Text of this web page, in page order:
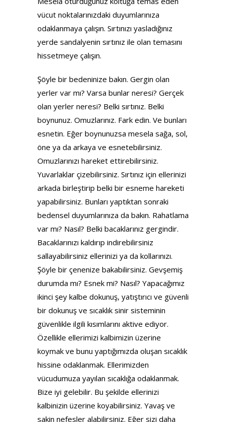
vücut noktalarınızdaki duyumlarınıza
odaklanmaya çalışın. Sırtınızı yasladığınız
yerde sandalyenin sırtınız ile olan temasını
hissetmeye çalışın.
Şöyle bir bedeninize bakın. Gergin olan
yerler var mı? Varsa bunlar neresi? Gerçek
olan yerler neresi? Belki sırtınız. Belki
boynunuz. Omuzlarınız. Fark edin. Ve bunları
esnetin. Eğer boynunuzsa mesela sağa, sol,
öne ya da arkaya ve esnetebilirsiniz.
Omuzlarınızı hareket ettirebilirsiniz.
Yuvarlaklar çizebilirsiniz. Sırtınız için ellerinizi
arkada birleştirip belki bir esneme hareketi
yapabilirsiniz. Bunları yaptıktan sonraki
bedensel duyumlarınıza da bakın. Rahatlama
var mı? Nasıl? Belki bacaklarınız gergindir.
Bacaklarınızı kaldırıp indirebilirsiniz
sallayabilirsiniz ellerinizi ya da kollarınızı.
Şöyle bir çenenize bakabilirsiniz. Gevşemiş
durumda mı? Esnek mi? Nasıl? Yapacağımız
ikinci şey kalbe dokunuş, yatıştırıcı ve güvenli
bir dokunuş ve sıcaklık sinir sisteminin
güvenlikle ilgili kısımlarını aktive ediyor.
Özellikle ellerimizi kalbimizin üzerine
koymak ve bunu yaptığımızda oluşan sıcaklık
hissine odaklanmak. Ellerimizden
vücudumuza yayılan sıcaklığa odaklanmak.
Bize iyi gelebilir. Bu şekilde ellerinizi
kalbinizin üzerine koyabilirsiniz. Yavaş ve
sakin nefesler alabilirsiniz. Eğer sizi daha